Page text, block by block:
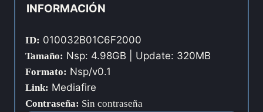
INFORMACIÓN
ID: 010032B01C6F2000
Tamaño: Nsp: 4.98GB | Update: 320MB
Formato: Nsp/v0.1
Link: Mediafire
Contraseña: Sin contraseña